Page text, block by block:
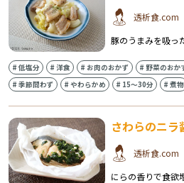
透析食.com
豚のうまみを吸っ
#低塩分 #洋食 # お肉のおかず #野菜のおか
#季節問わず #やわらかめ # 15〜30分 #煮物
さわらのニラ
透析食.com
にらの香りで食欲